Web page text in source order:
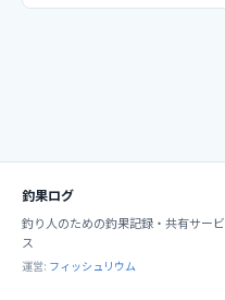
釣果ログ
釣り人のための釣果記録・共有サービ
ス
運営: フィッシュリウム